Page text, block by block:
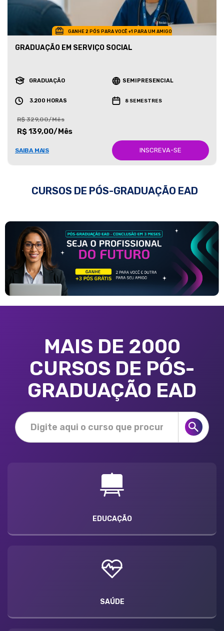
GANHE 2 PÓS PARA VOCÊ +1 PARA UM AMIGO
GRADUAÇÃO EM SERVIÇO SOCIAL
GRADUAÇÃO SEMIPRESENCIAL
3.200 HORAS 8 SEMESTRES
R$ 329,00/Mês
R$ 139,00/Mês
SAIBA MAIS INSCREVA-SE
CURSOS DE PÓS-GRADUAÇÃO EAD
MAIS DE 2000
CURSOS DE PÓS-
GRADUAÇÃO EAD
EDUCAÇÃO
SAÚDE